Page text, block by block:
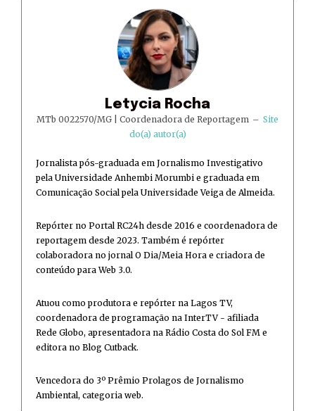
Letycia Rocha
MTb 0022570/MG | Coordenadora de Reportagem – Site
do(a) autor(a)
Jornalista pós-graduada em Jornalismo Investigativo
pela Universidade Anhembi Morumbi e graduada em
Comunicação Social pela Universidade Veiga de Almeida.
Repórter no Portal RC24h desde 2016 e coordenadora de
reportagem desde 2023. Também é repórter
colaboradora no jornal O Dia/Meia Hora e criadora de
conteúdo para Web 3.0.
Atuou como produtora e repórter na Lagos TV,
coordenadora de programação na InterTV - afiliada
Rede Globo, apresentadora na Rádio Costa do Sol FM e
editora no Blog Cutback.
Vencedora do 3º Prêmio Prolagos de Jornalismo
Ambiental, categoria web.